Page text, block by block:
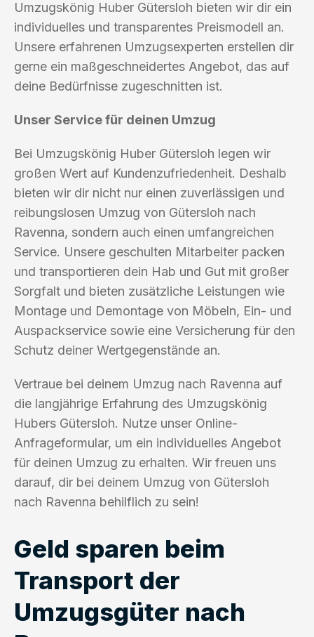
Umzugskönig Huber Gütersloh bieten wir dir ein
individuelles und transparentes Preismodell an.
Unsere erfahrenen Umzugsexperten erstellen dir
gerne ein maßgeschneidertes Angebot, das auf
deine Bedürfnisse zugeschnitten ist.
Unser Service für deinen Umzug
Bei Umzugskönig Huber Gütersloh legen wir
großen Wert auf Kundenzufriedenheit. Deshalb
bieten wir dir nicht nur einen zuverlässigen und
reibungslosen Umzug von Gütersloh nach
Ravenna, sondern auch einen umfangreichen
Service. Unsere geschulten Mitarbeiter packen
und transportieren dein Hab und Gut mit großer
Sorgfalt und bieten zusätzliche Leistungen wie
Montage und Demontage von Möbeln, Ein- und
Auspackservice sowie eine Versicherung für den
Schutz deiner Wertgegenstände an.
Vertraue bei deinem Umzug nach Ravenna auf
die langjährige Erfahrung des Umzugskönig
Hubers Gütersloh. Nutze unser Online-
Anfrageformular, um ein individuelles Angebot
für deinen Umzug zu erhalten. Wir freuen uns
darauf, dir bei deinem Umzug von Gütersloh
nach Ravenna behilflich zu sein!
Geld sparen beim
Transport der
Umzugsgüter nach